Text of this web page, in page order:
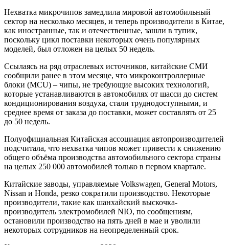
Нехватка микрочипов замедлила мировой автомобильный
сектор на несколько месяцев, и теперь производители в Китае,
как иностранные, так и отечественные, зашли в тупик,
поскольку цикл поставки некоторых очень популярных
моделей, был отложен на целых 50 недель.
Ссылаясь на ряд отраслевых источников, китайские СМИ
сообщили ранее в этом месяце, что микроконтроллерные
блоки (MCU) – чипы, не требующие высоких технологий,
которые устанавливаются в автомобилях от шасси до систем
кондиционирования воздуха, стали труднодоступными, и
среднее время от заказа до поставки, может составлять от 25
до 50 недель.
Полуофициальная Китайская ассоциация автопроизводителей
подсчитала, что нехватка чипов может привести к снижению
общего объёма производства автомобильного сектора страны
на целых 250 000 автомобилей только в первом квартале.
Китайские заводы, управляемые Volkswagen, General Motors,
Nissan и Honda, резко сократили производство. Некоторые
производители, такие как шанхайский выскочка-
производитель электромобилей NIO, по сообщениям,
остановили производство на пять дней в мае и уволили
некоторых сотрудников на неопределенный срок.